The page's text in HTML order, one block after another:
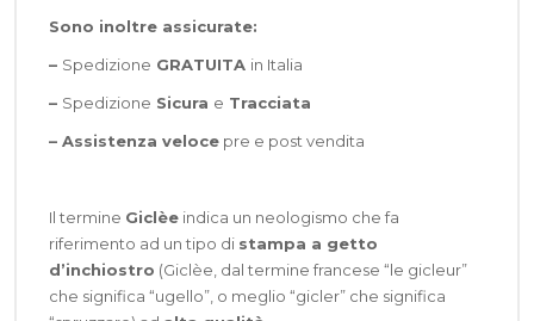
Sono inoltre assicurate:
– Spedizione GRATUITA in Italia
– Spedizione Sicura e Tracciata
– Assistenza velocepre e post vendita
Il termine Giclèeindica un neologismo che fa
riferimento ad un tipo di stampa a getto
d’inchiostro (Giclèe, dal termine francese “le gicleur”
che significa “ugello”, o meglio “gicler” che significa